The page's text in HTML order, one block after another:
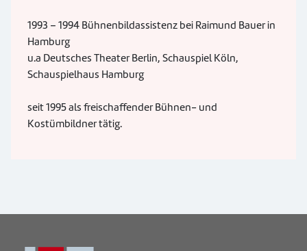
1993 – 1994 Bühnenbildassistenz bei Raimund Bauer in
Hamburg
u.a Deutsches Theater Berlin, Schauspiel Köln,
Schauspielhaus Hamburg
seit 1995 als freischaffender Bühnen- und
Kostümbildner tätig.